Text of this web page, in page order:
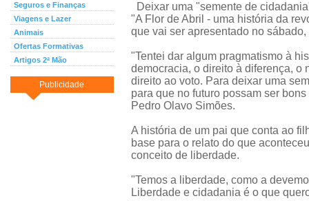
Seguros e Finanças
Viagens e Lazer
Animais
Ofertas Formativas
Artigos 2ª Mão
Publicidade
Deixar uma "semente de
"A Flor de Abril - uma história da
que vai ser apresentado no sábado,
"Tentei dar algum pragmatismo à
democracia, o direito à diferença, o
direito ao voto. Para deixar uma
para que no futuro possam ser
Pedro Olavo Simões.
A história de um pai que conta ao
base para o relato do que
conceito de liberdade.
"Temos a liberdade, como a
Liberdade e cidadania é o que